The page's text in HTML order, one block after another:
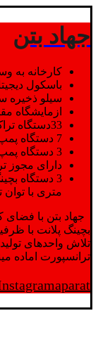
جهاد بتن
کارخانه به وسعت 20000
باسکول دیجیتال 60 تنی
سیلو ذخیره
ازمایشگاه
33دستگاه تراک میکسر
7 دستگاه پمپ ثابت
3 دستگاه پمپ دکل 36-42-52 متری
دارای مجوز
متری با توان تولید 150 متر
جهاد بتن با فضای
تلاش واحدهای
ترانسپورت اماده
aparat